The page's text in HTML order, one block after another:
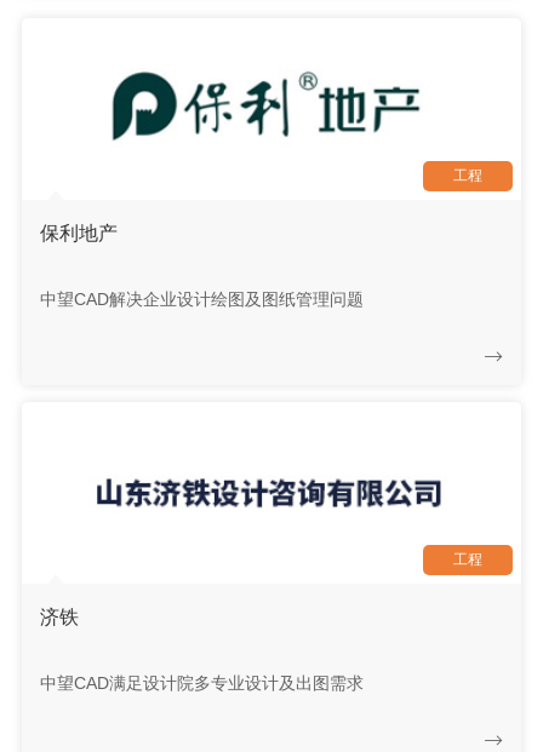
工程
保利地产
中望CAD解决企业设计绘图及图纸管理问题
工程
济铁
中望CAD满足设计院多专业设计及出图需求